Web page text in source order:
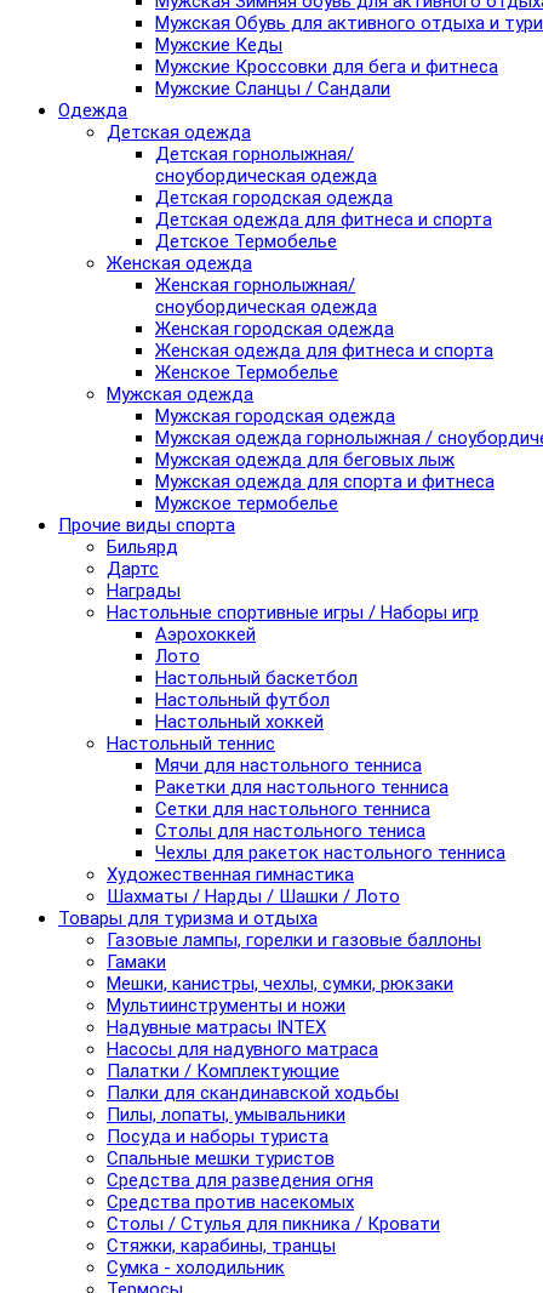
Мужская Обувь для активного отдыха и
Мужские Кеды
Мужские Кроссовки для бега и фитнеса
Мужские Сланцы / Сандали
Одежда
Детская одежда
Детская горнолыжная/
сноубордическая одежда
Детская городская одежда
Детская одежда для фитнеса и спорта
Детское Термобелье
Женская одежда
Женская горнолыжная/
сноубордическая одежда
Женская городская одежда
Женская одежда для фитнеса и спорта
Женское Термобелье
Мужская одежда
Мужская городская одежда
Мужская одежда горнолыжная /
Мужская одежда для беговых лыж
Мужская одежда для спорта и фитнеса
Мужское термобелье
Прочие виды спорта
Бильярд
Дартс
Награды
Настольные спортивные игры / Наборы игр
Аэрохоккей
Лото
Настольный баскетбол
Настольный футбол
Настольный хоккей
Настольный теннис
Мячи для настольного тенниса
Ракетки для настольного тенниса
Сетки для настольного тенниса
Столы для настольного тениса
Чехлы для ракеток настольного тенниса
Художественная гимнастика
Шахматы / Нарды / Шашки / Лото
Товары для туризма и отдыха
Газовые лампы, горелки и газовые баллоны
Гамаки
Мешки, канистры, чехлы, сумки, рюкзаки
Мультиинструменты и ножи
Надувные матрасы INTEX
Насосы для надувного матраса
Палатки / Комплектующие
Палки для скандинавской ходьбы
Пилы, лопаты, умывальники
Посуда и наборы туриста
Спальные мешки туристов
Средства для разведения огня
Средства против насекомых
Столы / Стулья для пикника / Кровати
Стяжки, карабины, транцы
Сумка - холодильник